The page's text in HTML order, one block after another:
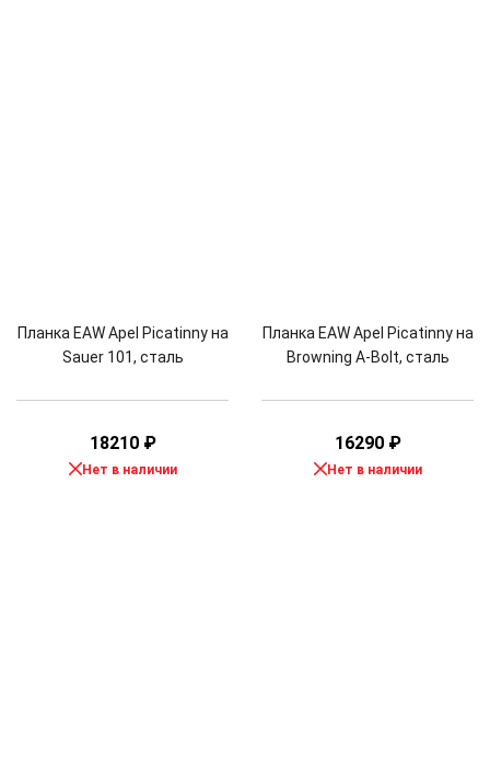
Планка EAW Apel Picatinny на
Sauer 101, сталь
18210 ₽
Нет в наличии
Планка EAW Apel Picatinny на
Browning A-Bolt, сталь
16290 ₽
Нет в наличии